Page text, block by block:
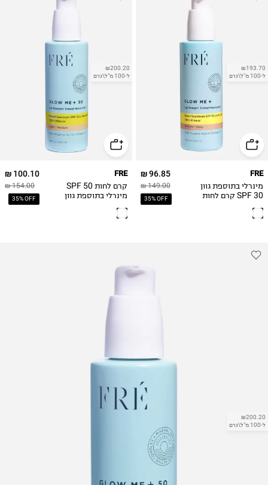
₪193.70
ל-100 מ"ל\גרם
96.85 ₪
149.00 ₪
35% OFF
FRE
מינרלי בתוספת גוון
SPF 30 קרם לחות
MINERAL 30
₪200.20
ל-100 מ"ל\גרם
100.10 ₪
154.00 ₪
35% OFF
FRE
קרם לחות SPF 50
מינרלי בתוספת גוון
MEDIUM
₪200.20
ל-100 מ"ל\גרם